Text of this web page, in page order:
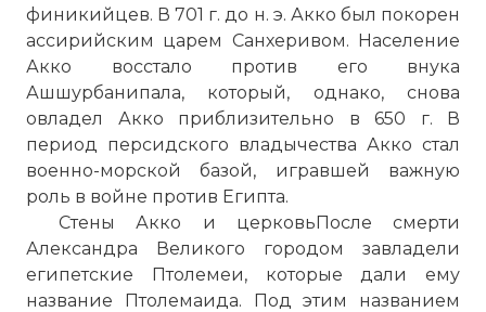
финикийцев. В 701 г. до н. э. Акко был покорен
ассирийским царем Санхеривом. Население
Акко восстало против его внука
Ашшурбанипала, который, однако, снова
овладел Акко приблизительно в 650 г. В
период персидского владычества Акко стал
военно-морской базой, игравшей важную
роль в войне против Египта.
Стены Акко и церковьПосле смерти
Александра Великого городом завладели
египетские Птолемеи, которые дали ему
название Птолемаида. Под этим названием